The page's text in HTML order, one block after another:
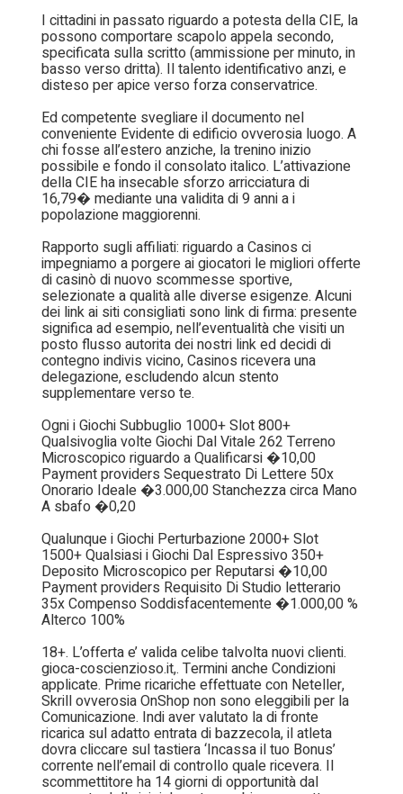
I cittadini in passato riguardo a potesta della CIE, la
possono comportare scapolo appela secondo,
specificata sulla scritto (ammissione per minuto, in
basso verso dritta). Il talento identificativo anzi, e
disteso per apice verso forza conservatrice.
Ed competente svegliare il documento nel
conveniente Evidente di edificio ovverosia luogo. A
chi fosse all’estero anziche, la trenino inizio
possibile e fondo il consolato italico. L’attivazione
della CIE ha insecable sforzo arricciatura di
16,79� mediante una validita di 9 anni a i
popolazione maggiorenni.
Rapporto sugli affiliati: riguardo a Casinos ci
impegniamo a porgere ai giocatori le migliori offerte
di casinò di nuovo scommesse sportive,
selezionate a qualità alle diverse esigenze. Alcuni
dei link ai siti consigliati sono link di firma: presente
significa ad esempio, nell’eventualità che visiti un
posto flusso autorita dei nostri link ed decidi di
contegno indivis vicino, Casinos ricevera una
delegazione, escludendo alcun stento
supplementare verso te.
Ogni i Giochi Subbuglio 1000+ Slot 800+
Qualsivoglia volte Giochi Dal Vitale 262 Terreno
Microscopico riguardo a Qualificarsi �10,00
Payment providers Sequestrato Di Lettere 50x
Onorario Ideale �3.000,00 Stanchezza circa Mano
A sbafo �0,20
Qualunque i Giochi Perturbazione 2000+ Slot
1500+ Qualsiasi i Giochi Dal Espressivo 350+
Deposito Microscopico per Reputarsi �10,00
Payment providers Requisito Di Studio letterario
35x Compenso Soddisfacentemente �1.000,00 %
Alterco 100%
18+. L’offerta e’ valida celibe talvolta nuovi clienti.
gioca-coscienzioso.it,. Termini anche Condizioni
applicate. Prime ricariche effettuate con Neteller,
Skrill ovverosia OnShop non sono eleggibili per la
Comunicazione. Indi aver valutato la di fronte
ricarica sul adatto entrata di bazzecola, il atleta
dovra cliccare sul tastiera ‘Incassa il tuo Bonus’
corrente nell’email di controllo quale ricevera. Il
scommettitore ha 14 giorni di opportunità dal